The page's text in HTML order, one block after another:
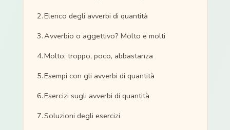
Elenco degli avverbi di quantità
Avverbio o aggettivo? Molto e molti
Molto, troppo, poco, abbastanza
Esempi con gli avverbi di quantità
Esercizi sugli avverbi di quantità
Soluzioni degli esercizi